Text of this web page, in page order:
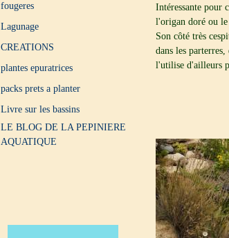
fougeres
Lagunage
CREATIONS
plantes epuratrices
packs prets a planter
Livre sur les bassins
LE BLOG DE LA PEPINIERE
AQUATIQUE
Intéressante pour
l'origan doré ou le
Son côté très
dans les
l'utilise d'ailleurs